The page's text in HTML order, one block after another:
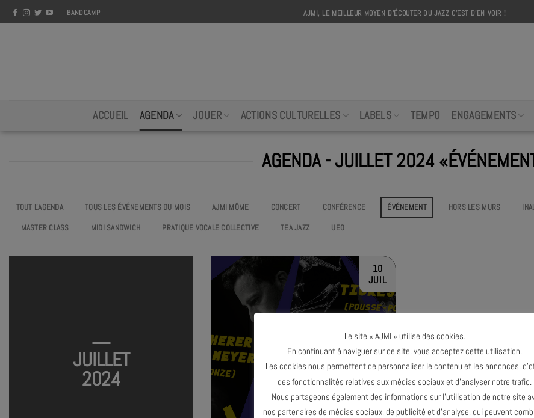
Skip
to
BANDCAMP AJMI, LE MEILLEUR MOYEN D'ÉCOUTER DU JAZZ C'EST D'EN VOIR !
ACCUEIL AGENDA JOUER ACTIONS CULTURELLES LABELS TEMPO ENGAGEMENTS
AGENDA - JUILLET 2024
TOUT L'AGENDA TOUS LES ÉVÉNEMENTS DU MOIS AJMI MÔME CONCERT CONFÉRENCE ÉVÉNEMENT HORS LES MURS
MASTER CLASS
MIDI SANDWICH PRATIQUE VOCALE COLLECTIVE TEA JAZZ UEO
JUILLET
2024
10
JUIL
TERMINÉ
Le site « AJMI » utilise des cookies.
En continuant à naviguer sur ce site, vous acceptez cette utilisation.
Les cookies nous permettent de personnaliser le contenu et les annonces,
des fonctionnalités relatives aux médias sociaux et d’analyser notre trafic.
Nous partageons également des informations sur l’utilisation de notre site
nos partenaires de médias sociaux, de publicité et d’analyse, qui peuvent